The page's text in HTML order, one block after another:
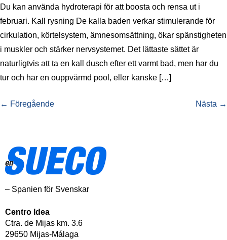
Du kan använda hydroterapi för att boosta och rensa ut i
februari. Kall rysning De kalla baden verkar stimulerande för
cirkulation, körtelsystem, ämnesomsättning, ökar spänstigheten
i muskler och stärker nervsystemet. Det lättaste sättet är
naturligtvis att ta en kall dusch efter ett varmt bad, men har du
tur och har en ouppvärmd pool, eller kanske […]
← Föregående Nästa →
– Spanien för Svenskar
Centro Idea
Ctra. de Mijas km. 3.6
29650 Mijas-Málaga